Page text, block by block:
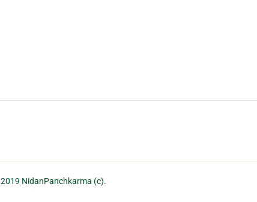
2019 NidanPanchkarma (c).